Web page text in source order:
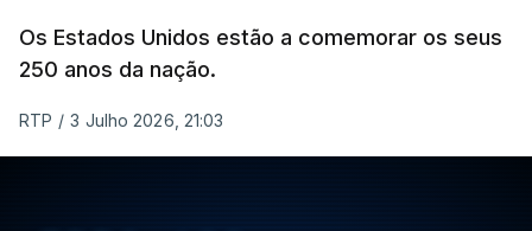
Os Estados Unidos estão a comemorar os seus
250 anos da nação.
RTP / 3 Julho 2026, 21:03